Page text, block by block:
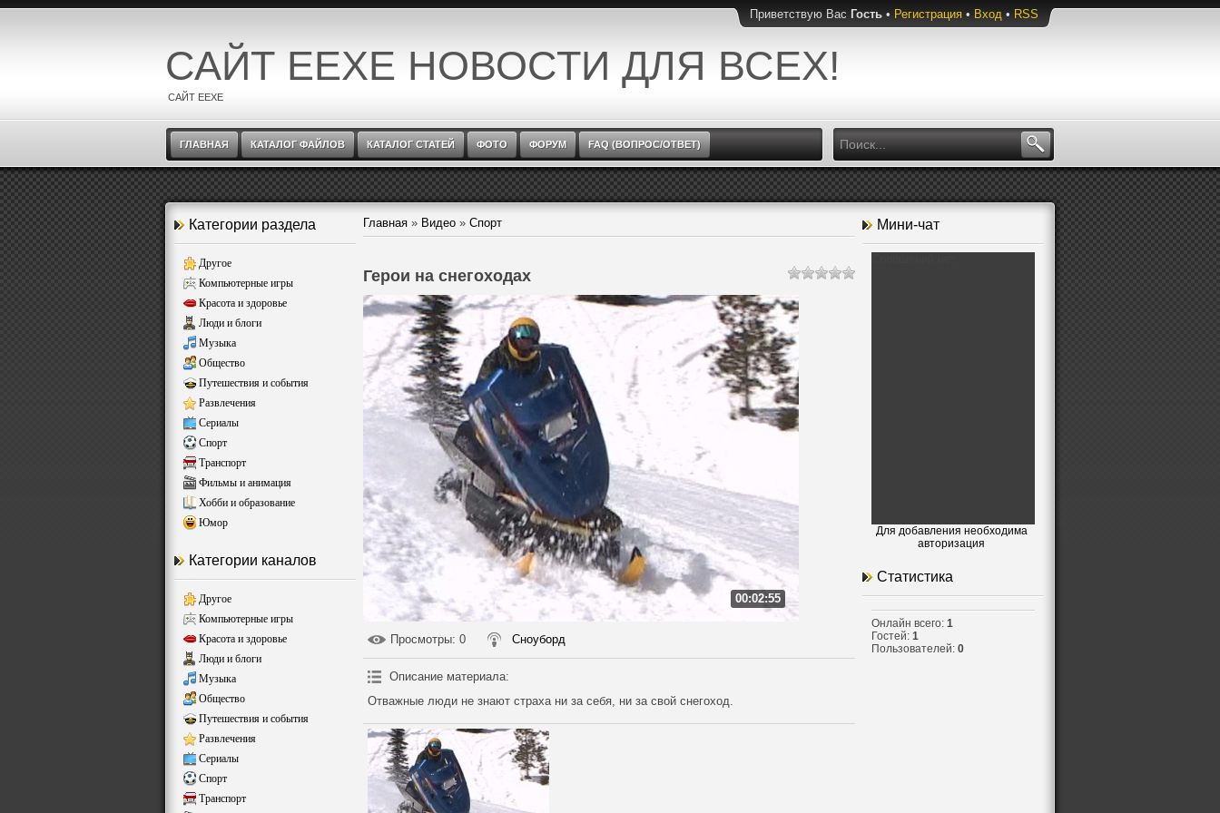
Приветствую Вас Гость • Регистрация • Вход • RSS
САЙТ EEXE НОВОСТИ ДЛЯ ВСЕХ!
САЙТ EEXE
ГЛАВНАЯ КАТАЛОГ ФАЙЛОВ КАТАЛОГ СТАТЕЙ ФОТО ФОРУМ FAQ (ВОПРОС/ОТВЕТ)
Категории раздела
Другое
Компьютерные игры
Красота и здоровье
Люди и блоги
Музыка
Общество
Путешествия и события
Развлечения
Сериалы
Спорт
Транспорт
Фильмы и анимация
Хобби и образование
Юмор
Категории каналов
Другое
Компьютерные игры
Красота и здоровье
Люди и блоги
Музыка
Общество
Путешествия и события
Развлечения
Сериалы
Спорт
Транспорт
Главная » Видео » Спорт
Герои на снегоходах
00:02:55
Просмотры: 0 Сноуборд
Описание материала:
Отважные люди не знают страха ни за себя, ни за свой снегоход.
Мини-чат
Для добавления необходима
авторизация
Статистика
Онлайн всего: 1
Гостей: 1
Пользователей: 0